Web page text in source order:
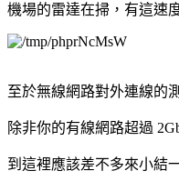
機場的雷達在掃，有這速
至於無線網路對外連線的
除非你的有線網路超過
到這裡應該差不多來小結